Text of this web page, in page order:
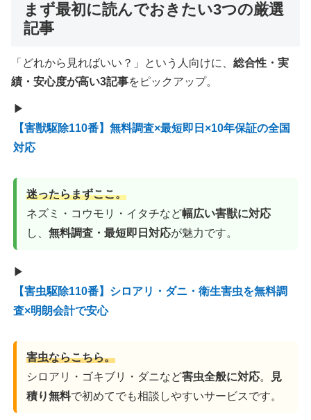
まず最初に読んでおきたい3つの厳選
記事
「どれから見ればいい？」という人向けに、 総合性・実
績・安心度が高い3記事をピックアップ。
▶
【害獣駆除110番】無料調査×最短即日×10年保証の全国
対応
迷ったらまずここ。
ネズミ・コウモリ・イタチなど幅広い害獣に対応
し、無料調査・最短即日対応が魅力です。
▶
【害虫駆除110番】シロアリ・ダニ・衛生害虫を無料調
査×明朗会計で安心
害虫ならこちら。
シロアリ・ゴキブリ・ダニなど害虫全般に対応。
見
積り無料で初めてでも相談しやすいサービスです。